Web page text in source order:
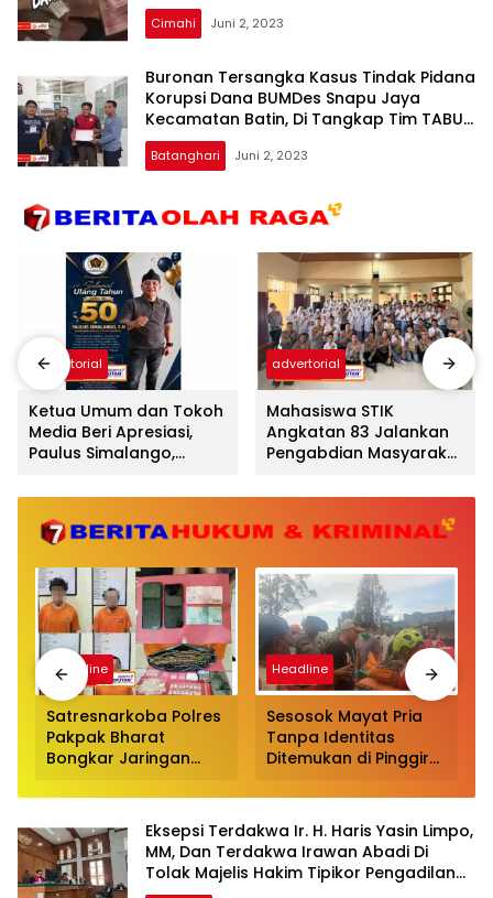
Cimahi Juni 2, 2023
Buronan Tersangka Kasus Tindak Pidana
Korupsi Dana BUMDes Snapu Jaya
Kecamatan Batin, Di Tangkap Tim TABUR
Kejaksaan Agung
Batanghari Juni 2, 2023
advertorial
Ketua Umum dan Tokoh
Media Beri Apresiasi,
Paulus Simalango,
di Usia Emas ke-50
advertorial
Mahasiswa STIK
Angkatan 83 Jalankan
Pengabdian Masyarakat
bagi Penyintas Bencana
Headline
Satresnarkoba Polres
Pakpak Bharat
Bongkar Jaringan
hingga Pemakai
Diciduk dalam
Operasi
Pengembangan
Headline
Sesosok Mayat Pria
Tanpa Identitas
Ditemukan di Pinggir
Kabanjahe, Polisi
Lakukan Penyelidikan
Eksepsi Terdakwa Ir. H. Haris Yasin Limpo,
MM, Dan Terdakwa Irawan Abadi Di
Tolak Majelis Hakim Tipikor Pengadilan
Negeri Makassar